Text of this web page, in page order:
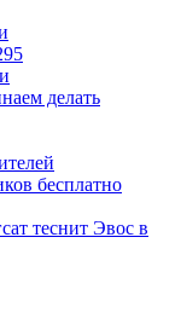
делать
бесплатно
теснит Эвос в